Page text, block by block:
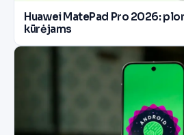
Huawei MatePad Pro 2026:
kūrėjams